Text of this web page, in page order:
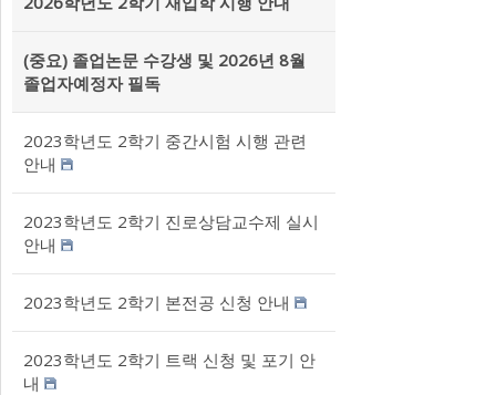
(중요) 졸업논문 수강생 및 2026년 8월
졸업자예정자 필독
2023학년도 2학기 중간시험 시행 관련
안내
2023학년도 2학기 진로상담교수제 실시
안내
2023학년도 2학기 본전공 신청 안내
2023학년도 2학기 트랙 신청 및 포기 안
내